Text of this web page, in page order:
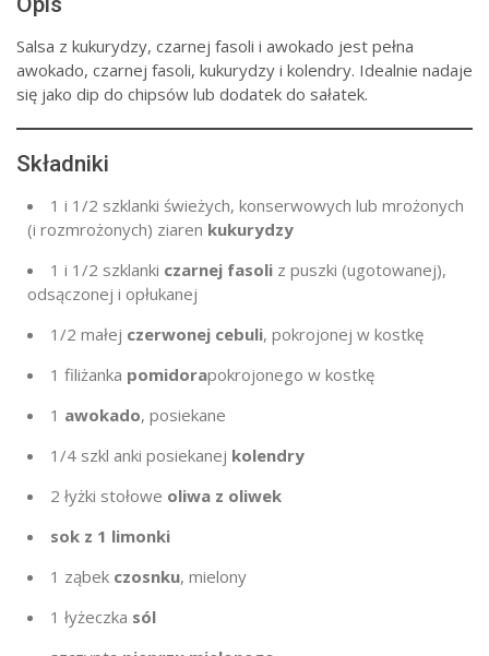
Salsa z kukurydzy, czarnej fasoli i awokado jest pełna
awokado, czarnej fasoli, kukurydzy i kolendry. Idealnie nadaje
się jako dip do chipsów lub dodatek do sałatek.
Składniki
1 i 1/2 szklanki świeżych, konserwowych lub mrożonych
(i rozmrożonych) ziaren kukurydzy
1 i 1/2 szklanki czarnej fasoli z puszki (ugotowanej),
odsączonej i opłukanej
1/2 małej czerwonej cebuli, pokrojonej w kostkę
1 filiżanka pomidorapokrojonego w kostkę
1 awokado, posiekane
1/4 szkl anki posiekanej kolendry
2 łyżki stołowe oliwa z oliwek
sok z 1 limonki
1 ząbek czosnku, mielony
1 łyżeczka sól